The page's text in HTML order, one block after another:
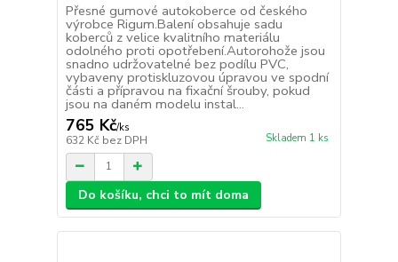
Přesné gumové autokoberce od českého
výrobce Rigum.Balení obsahuje sadu
koberců z velice kvalitního materiálu
odolného proti opotřebení.Autorohože jsou
snadno udržovatelné bez podílu PVC,
vybaveny protiskluzovou úpravou ve spodní
části a přípravou na fixační šrouby, pokud
jsou na daném modelu instal...
765 Kč/ks
632 Kč bez DPH Skladem 1 ks
Do košíku, chci to mít doma